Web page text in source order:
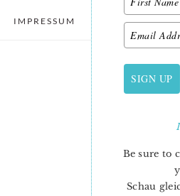
IMPRESSUM
PRIMARY
SIDEBAR
SIGN UP
Be sure to
Schau